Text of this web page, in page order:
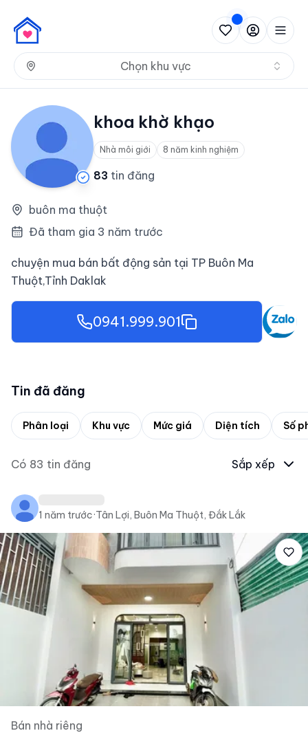
Chọn khu vực
khoa khờ khạo
Nhà môi giới 8 năm kinh nghiệm
83 tin đăng
buôn ma thuột
Đã tham gia 3 năm trước
chuyện mua bán bất động sản tại TP Buôn Ma
Thuột,Tỉnh Daklak
0941.999.901
Tin đã đăng
Phân loại Khu vực Mức giá Diện tích Số
Có 83 tin đăng Sắp xếp
1 năm trước·Tân Lợi, Buôn Ma Thuột, Đắk Lắk
Bán nhà riêng